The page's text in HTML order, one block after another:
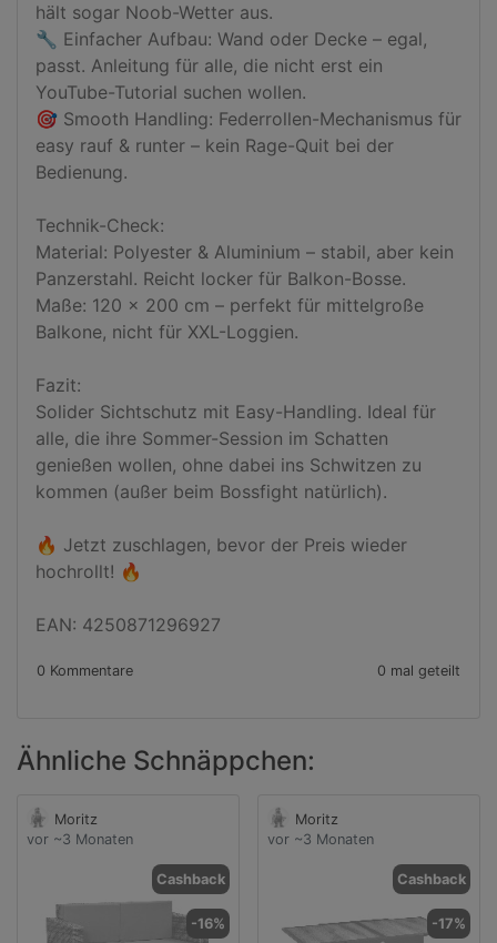
hält sogar Noob-Wetter aus.
🔧 Einfacher Aufbau: Wand oder Decke – egal,
passt. Anleitung für alle, die nicht erst ein
YouTube-Tutorial suchen wollen.
🎯 Smooth Handling: Federrollen-Mechanismus für
easy rauf & runter – kein Rage-Quit bei der
Bedienung.
Technik-Check:
Material: Polyester & Aluminium – stabil, aber kein
Panzerstahl. Reicht locker für Balkon-Bosse.
Maße: 120 x 200 cm – perfekt für mittelgroße
Balkone, nicht für XXL-Loggien.
Fazit:
Solider Sichtschutz mit Easy-Handling. Ideal für
alle, die ihre Sommer-Session im Schatten
genießen wollen, ohne dabei ins Schwitzen zu
kommen (außer beim Bossfight natürlich).
🔥 Jetzt zuschlagen, bevor der Preis wieder
hochrollt! 🔥
EAN: 4250871296927
0 Kommentare 0 mal geteilt
Ähnliche Schnäppchen:
Moritz
vor ~3 Monaten
Cashback
-16%
Moritz
vor ~3 Monaten
Cashback
-17%